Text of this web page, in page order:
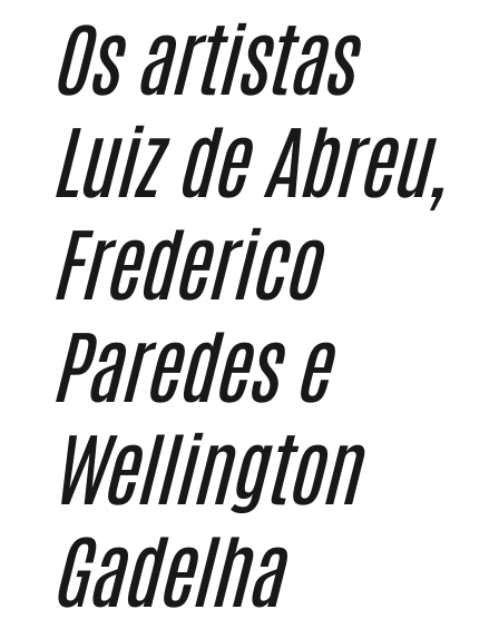
Os artistas
Luiz de Abreu,
Frederico
Paredes e
Wellington
Gadelha